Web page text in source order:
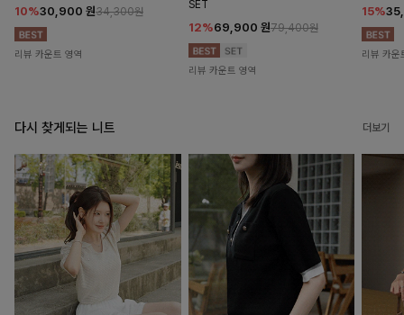
10%30,900 원34,300원
리뷰 카운트 영역
SET
12%69,900 원79,400원
리뷰 카운트 영역
15%
리뷰 카운
다시 찾게되는 니트 더보기